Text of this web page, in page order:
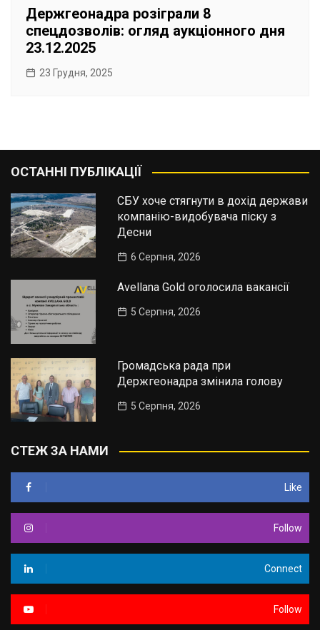
Держгеонадра розіграли 8
спецдозволів: огляд аукціонного дня
23.12.2025
23 Грудня, 2025
ОСТАННІ ПУБЛІКАЦІЇ
СБУ хоче стягнути в дохід держави
компанію-видобувача піску з
Десни
6 Серпня, 2026
Avellana Gold оголосила вакансії
5 Серпня, 2026
Громадська рада при
Держгеонадра змінила голову
5 Серпня, 2026
СТЕЖ ЗА НАМИ
Like
Follow
Connect
Follow